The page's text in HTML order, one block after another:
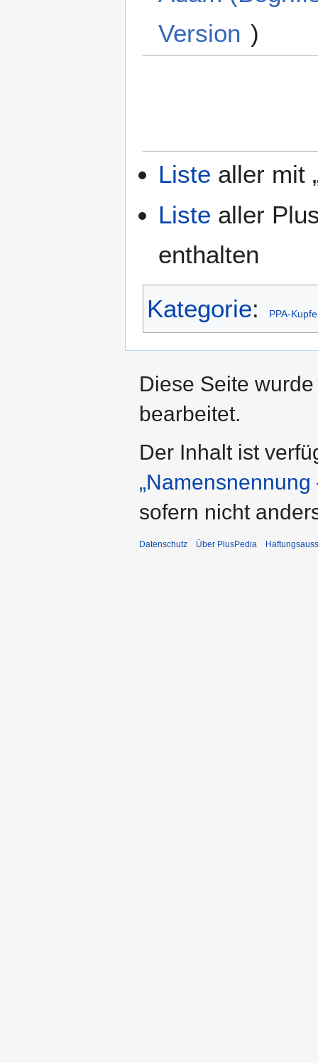
Version )
Liste aller mit
Liste aller
enthalten
Kategorie: PPA-
Diese Seite
bearbeitet.
Der Inhalt ist
sofern nicht
Datenschutz Über PlusPedia